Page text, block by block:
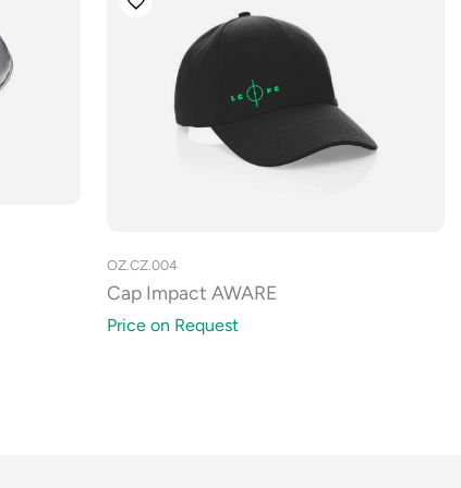
OZ.CZ.004
Cap Impact AWARE
Price on Request